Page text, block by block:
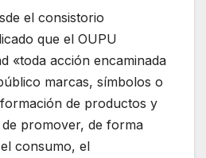
el consistorio
que el OUPU
«toda acción encaminada
marcas, símbolos o
de productos y
promover, de forma
consumo, el